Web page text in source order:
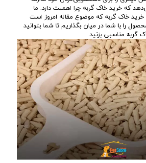
که خرید خاک گربه چرا اهمیت دارد. ما
خرید خاک گربه که موضوع مقاله امروز است
را با شما در میان بگذاریم تا شما بتوانید
گربه مناسبی بزنید.